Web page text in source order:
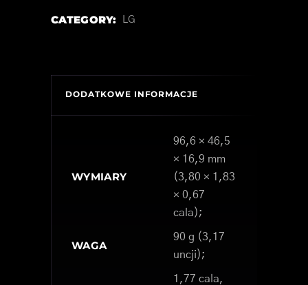
CATEGORY: LG
DODATKOWE INFORMACJE
WYMIARY
96,6 × 46,5
× 16,9 mm
(3,80 × 1,83
× 0,67
cala);
WAGA
90 g (3,17
uncji);
1,77 cala,